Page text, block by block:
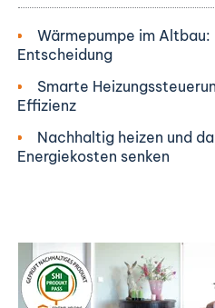
Wärmepumpe im
Entscheidung
Smarte
Effizienz
Nachhaltig heizen und
Energiekosten senken